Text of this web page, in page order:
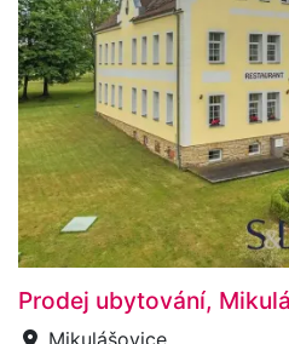
Prodej ubytování,